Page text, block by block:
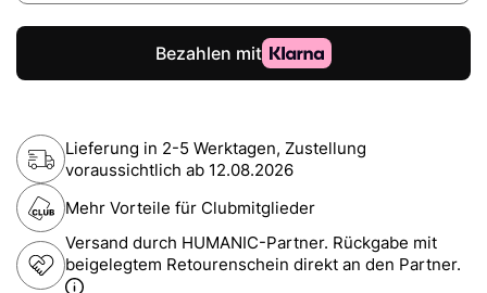
Lieferung in 2-5 Werktagen, Zustellung
voraussichtlich ab 12.08.2026
Mehr Vorteile für Clubmitglieder
Versand durch HUMANIC-Partner. Rückgabe mit
beigelegtem Retourenschein direkt an den Partner.